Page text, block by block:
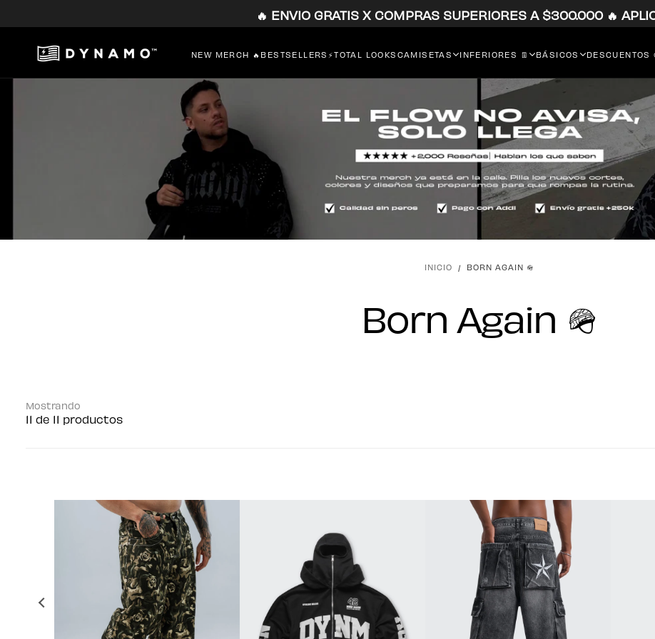
🔥 ENVIO GRATIS X COMPRAS SUPERIORES A $300.000 🔥
CONTENIDO
NEW MERCH 🔥BESTSELLERS⚡TOTAL LOOKSCAMISETAS INFERIORES 👖 BÁSICOS DESCUENTOS
INICIO / BORN AGAIN 🪖
Born Again 🪖
Mostrando
11 de 11 productos